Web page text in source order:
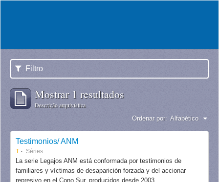
Filtro
Mostrar 1 resultados
Descrição arquivística
Ordenar por: Alfabético
Testimonios/ ANM
T Séries
La serie Legajos ANM está conformada por testimonios de
familiares y víctimas de desaparición forzada y del accionar
represivo en el Cono Sur, producidos desde 2003.